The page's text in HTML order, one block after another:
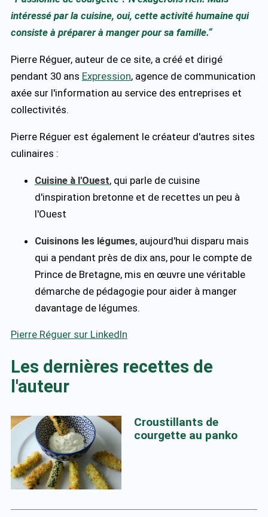
intéressé par la cuisine, oui, cette activité humaine qui
consiste à préparer à manger pour sa famille.“
Pierre Réguer, auteur de ce site, a créé et dirigé
pendant 30 ans Expression, agence de communication
axée sur l'information au service des entreprises et
collectivités.
Pierre Réguer est également le créateur d'autres sites
culinaires :
Cuisine à l'Ouest, qui parle de cuisine
d'inspiration bretonne et de recettes un peu à
l'Ouest
Cuisinons les légumes, aujourd'hui disparu mais
qui a pendant près de dix ans, pour le compte de
Prince de Bretagne, mis en œuvre une véritable
démarche de pédagogie pour aider à manger
davantage de légumes.
Pierre Réguer sur LinkedIn
Les dernières recettes de
l'auteur
Croustillants de
courgette au panko